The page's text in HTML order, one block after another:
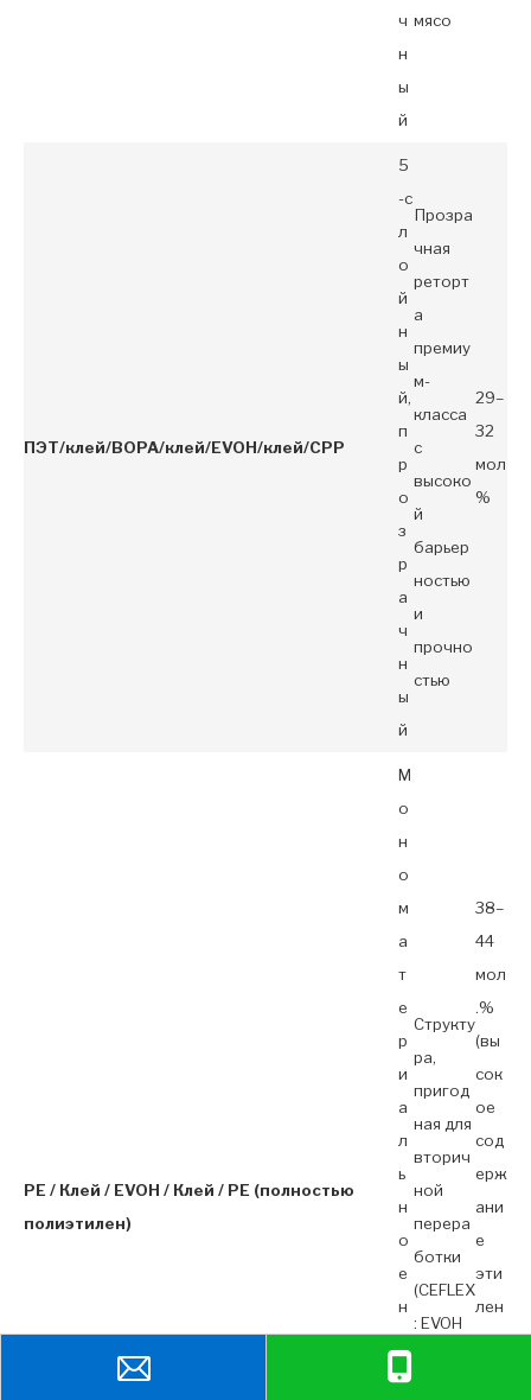
ч
н
ы
й
мясо
ПЭТ/клей/BOPA/клей/EVOH/клей/CPP
5
-с
л
о
й
н
ы
й,
п
р
о
з
р
а
ч
н
ы
й
Прозра
чная
реторт
а
премиу
м-
класса
с
высоко
й
барьер
ностью
и
прочно
стью
29–
32
мол
%
PE / Клей / EVOH / Клей / PE (полностью
полиэтилен)
М
о
н
о
м
а
т
е
р
и
а
л
ь
н
о
е
н
а
п
Структу
ра,
пригод
ная для
вторич
ной
перера
ботки
(CEFLEX
: EVOH
38–
44
мол
.%
(вы
сок
ое
сод
ерж
ани
е
эти
лен
а,